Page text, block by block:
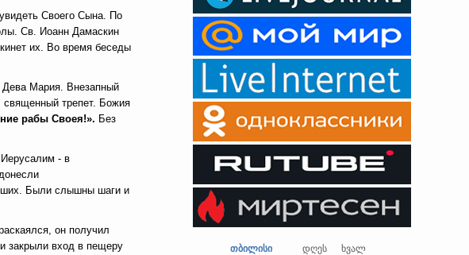
Своего Сына. По
Св. Иоанн Дамаскин
их. Во время беседы
Дева Мария. Внезапный
священный трепет. Божия
рабы Своея!». Без
- в
Были слышны шаги и
он получил
закрыли вход в пещеру
თბილისი დღეს
ხვალ